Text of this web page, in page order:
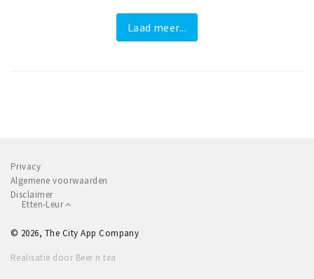
Laad meer...
Privacy
Algemene voorwaarden
Disclaimer
Etten-Leur
© 2026, The City App Company
Realisatie door Beer n tea